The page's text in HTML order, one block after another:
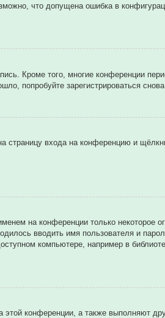
что допущена ошибка в
Кроме того, многие конференции
попробуйте зарегистрироваться снова
страницу входа на конференцию и
на конференции только некоторое
вводить имя пользователя и
компьютере, например в
конференции, а также выполняют